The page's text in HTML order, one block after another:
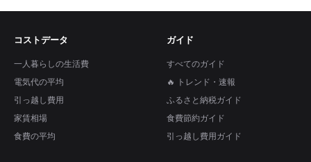
コストデータ
一人暮らしの生活費
電気代の平均
引っ越し費用
家賃相場
食費の平均
ガイド
すべてのガイド
🔥 トレンド・速報
ふるさと納税ガイド
食費節約ガイド
引っ越し費用ガイド